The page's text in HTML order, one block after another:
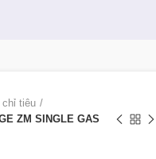
chỉ tiêu
ZM SINGLE GAS